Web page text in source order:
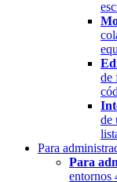
de
de
Para
Para
entornos